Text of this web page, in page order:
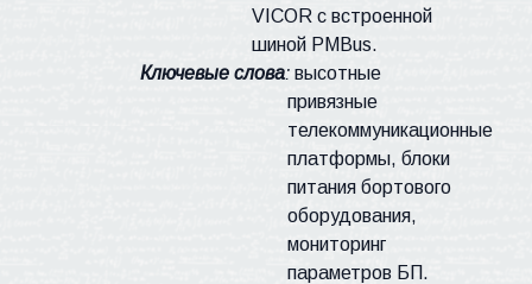
VICOR с встроенной
шиной PMBus.
Ключевые слова:высотные
привязные
телекоммуникационные
платформы, блоки
питания бортового
оборудования,
мониторинг
параметров БП.